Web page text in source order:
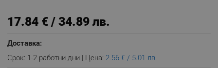
17.84 € / 34.89 лв.
Доставка:
Срок: 1-2 работни дни | Цена: 2.56 € / 5.01 лв.